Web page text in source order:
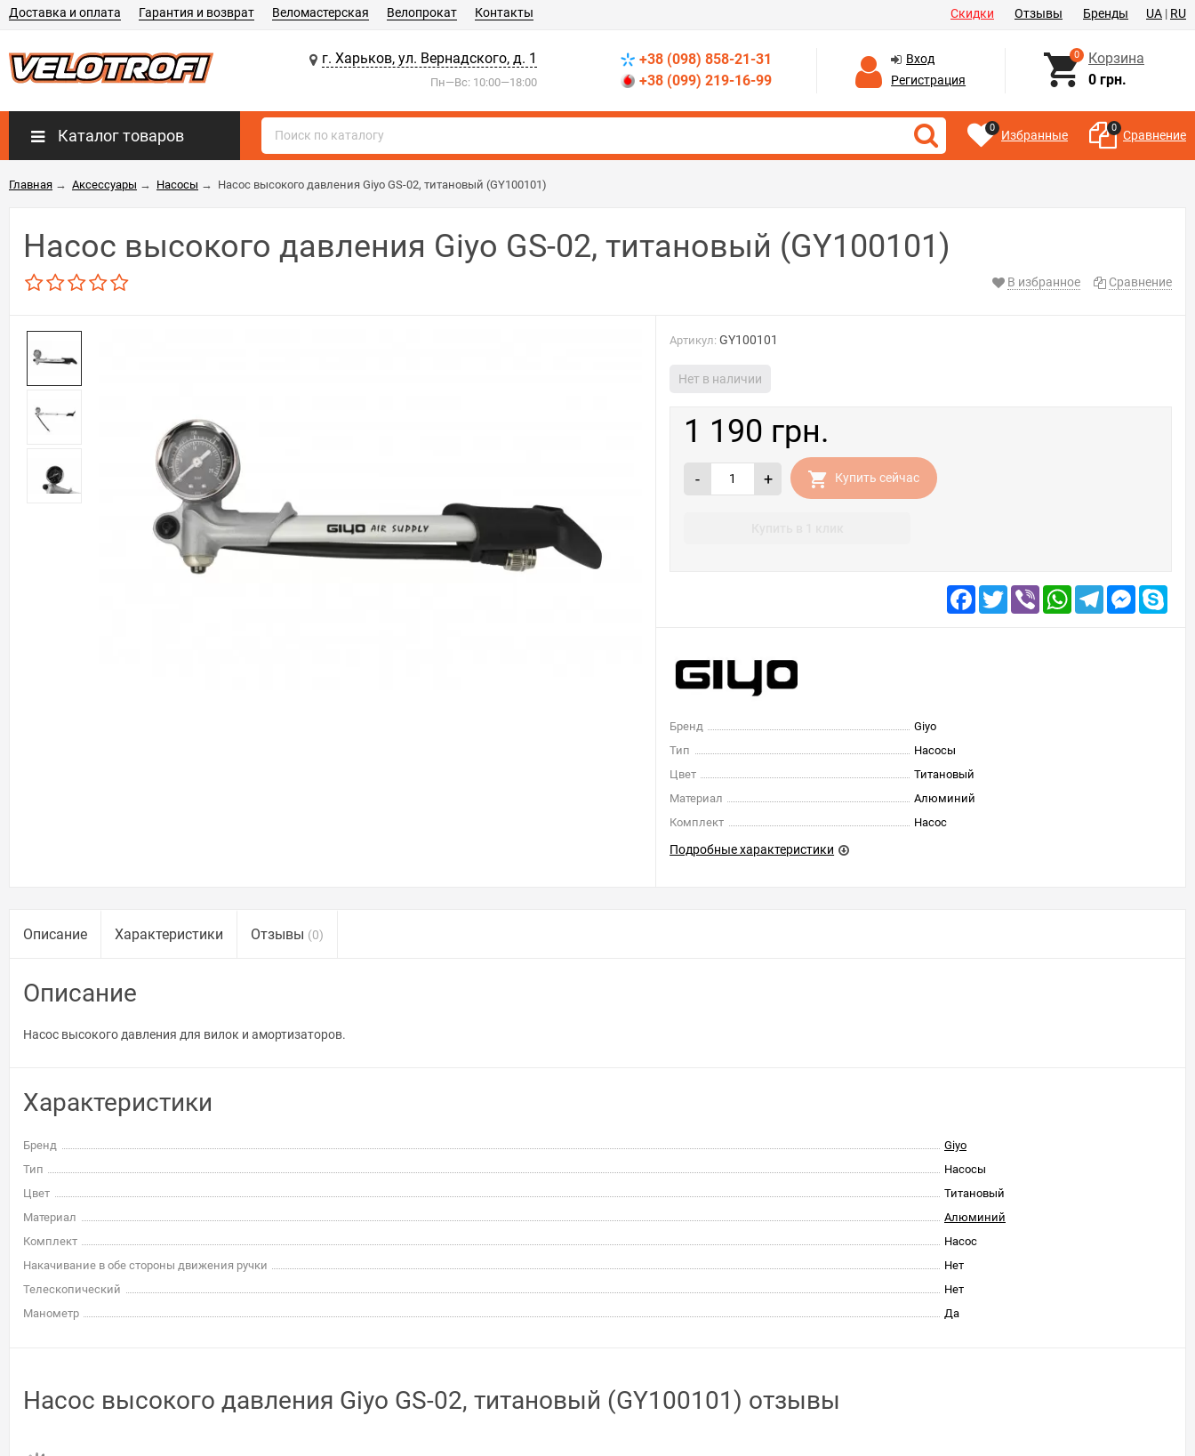
Скидки Отзывы Бренды UA | RU
Доставка и оплата Гарантия и возврат Веломастерская Велопрокат Контакты
г. Харьков, ул. Вернадского, д. 1
Пн—Вс: 10:00—18:00
+38 (098) 858-21-31
+38 (099) 219-16-99
Вход
Регистрация
0
Корзина
0 грн.
Каталог товаров 0 Избранные 0 Сравнение
Главная → Аксессуары → Насосы → Насос высокого давления Giyo GS-02, титановый (GY100101)
Насос высокого давления Giyo GS-02, титановый (GY100101)
В избранное Сравнение
Артикул: GY100101
Нет в наличии
1 190 грн.
- + Купить сейчас
Facebook
TwitterViber WhatsAppTelegram
Бренд
Giyo
Тип
Насосы
Цвет
Титановый
Материал
Алюминий
Комплект
Насос
Подробные характеристики
Описание Характеристики Отзывы (0)
Описание
Насос высокого давления для вилок и амортизаторов.
Характеристики
Бренд
Giyo
Тип
Насосы
Цвет
Титановый
Материал
Алюминий
Комплект
Насос
Накачивание в обе стороны движения ручки
Нет
Телескопический
Нет
Манометр
Да
Насос высокого давления Giyo GS-02, титановый (GY100101) отзывы